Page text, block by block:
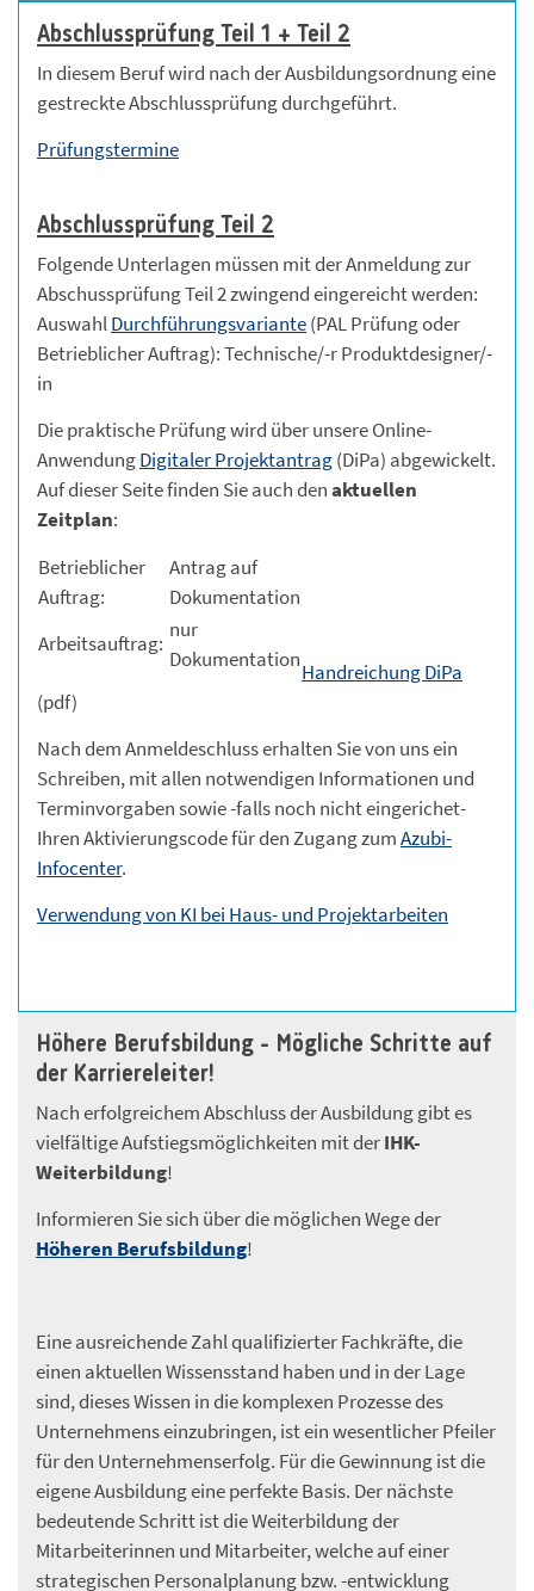
Abschlussprüfung Teil 1 + Teil 2
In diesem Beruf wird nach der Ausbildungsordnung eine
gestreckte Abschlussprüfung durchgeführt.
Prüfungstermine
Abschlussprüfung Teil 2
Folgende Unterlagen müssen mit der Anmeldung zur
Abschussprüfung Teil 2 zwingend eingereicht werden:
AuswahlDurchführungsvariante(PAL Prüfung oder
Betrieblicher Auftrag): Technische/-r Produktdesigner/-
in
Die praktische Prüfung wird über unsere Online-
AnwendungDigitaler Projektantrag(DiPa) abgewickelt.
Auf dieser Seite finden Sie auch denaktuellen
Zeitplan:
Betrieblicher
Auftrag:
Antrag auf
Dokumentation
Arbeitsauftrag:
nur
DokumentationHandreichung DiPa
(pdf)
Nach dem Anmeldeschluss erhalten Sie von uns ein
Schreiben, mit allen notwendigen Informationen und
Terminvorgaben sowie -falls noch nicht eingerichet-
Ihren Aktivierungscode für den Zugang zumAzubi-
Infocenter.
Verwendung von KI bei Haus- und Projektarbeiten
Höhere Berufsbildung - Mögliche Schritte auf
der Karriereleiter!
Nach erfolgreichem Abschluss der Ausbildung gibt es
vielfältige Aufstiegsmöglichkeiten mit derIHK-
Weiterbildung!
Informieren Sie sich über die möglichen Wege der
Höheren Berufsbildung!
Eine ausreichende Zahl qualifizierter Fachkräfte, die
einen aktuellen Wissensstand haben und in der Lage
sind, dieses Wissen in die komplexen Prozesse des
Unternehmens einzubringen, ist ein wesentlicher Pfeiler
für den Unternehmenserfolg. Für die Gewinnung ist die
eigene Ausbildung eine perfekte Basis. Der nächste
bedeutende Schritt ist die Weiterbildung der
Mitarbeiterinnen und Mitarbeiter, welche auf einer
strategischen Personalplanung bzw. -entwicklung